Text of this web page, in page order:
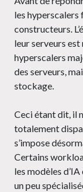
les hyperscalers
constructeurs.
leur serveurs
hyperscalers
des serveurs,
stockage.
Ceci étant dit, il
totalement
s’impose
Certains
les modèles
un peu